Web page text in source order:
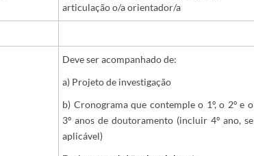
articulação o/a orientador/a
Deve ser acompanhado de:
a) Projeto de investigação
b) Cronograma que contemple o 1º, o 2º e o
3º anos de doutoramento (incluir 4º ano, se
aplicável)